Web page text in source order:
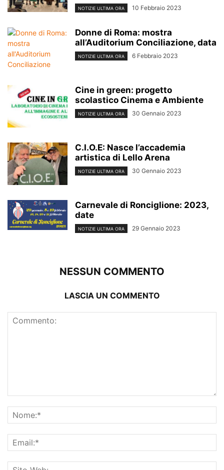
NOTIZIE ULTIMA ORA 10 Febbraio 2023
Donne di Roma: mostra
all’Auditorium Conciliazione, data
NOTIZIE ULTIMA ORA 6 Febbraio 2023
Cine in green: progetto
scolastico Cinema e Ambiente
NOTIZIE ULTIMA ORA 30 Gennaio 2023
C.I.O.E: Nasce l’accademia
artistica di Lello Arena
NOTIZIE ULTIMA ORA 30 Gennaio 2023
Carnevale di Ronciglione: 2023,
date
NOTIZIE ULTIMA ORA 29 Gennaio 2023
NESSUN COMMENTO
LASCIA UN COMMENTO